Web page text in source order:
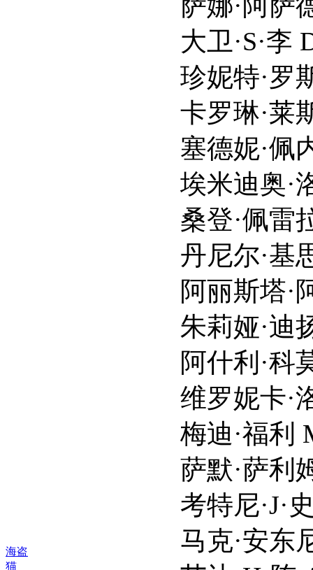
海盗
猫
大卫·S·李
珍妮特·罗斯·阮
卡罗琳·莱斯利
塞德妮·佩内
埃米迪奥·洛佩
桑登·佩雷拉
丹尼尔·基思·莫
阿丽斯塔·阿欣
朱莉娅·迪扬
阿什利·科莫
维罗妮卡·洛
梅迪·福利
萨默·萨利姆
考特尼·J·史蒂文
马克·安东尼·克